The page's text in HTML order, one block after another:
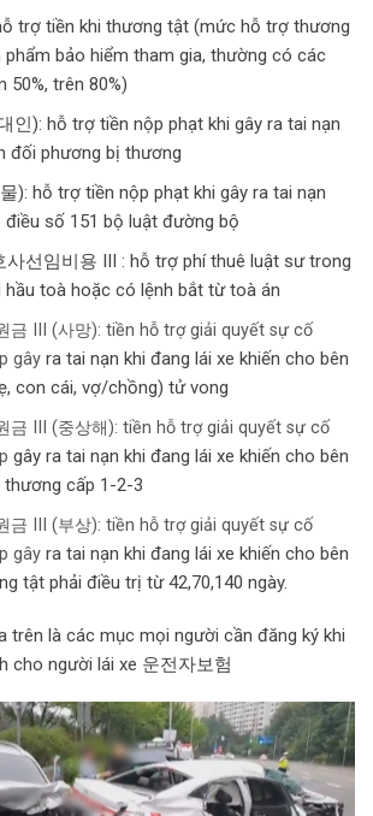
trợ tiền khi thương tật (mức hỗ trợ thương
bảo hiểm tham gia, thường có các
50%, trên 80%)
인): hỗ trợ tiền nộp phạt khi gây ra tai nạn
đối phương bị thương
): hỗ trợ tiền nộp phạt khi gây ra tai nạn
số 151 bộ luật đường bộ
사선임비용 III : hỗ trợ phí thuê luật sư trong
hầu toà hoặc có lệnh bắt từ toà án
금 III (사망): tiền hỗ trợ giải quyết sự cố
gây ra tai nạn khi đang lái xe khiến cho bên
con cái, vợ/chồng) tử vong
금 III (중상해): tiền hỗ trợ giải quyết sự cố
gây ra tai nạn khi đang lái xe khiến cho bên
cấp 1-2-3
금 III (부상): tiền hỗ trợ giải quyết sự cố
gây ra tai nạn khi đang lái xe khiến cho bên
tật phải điều trị từ 42,70,140 ngày.
trên là các mục mọi người cần đăng ký khi
cho người lái xe 운전자보험